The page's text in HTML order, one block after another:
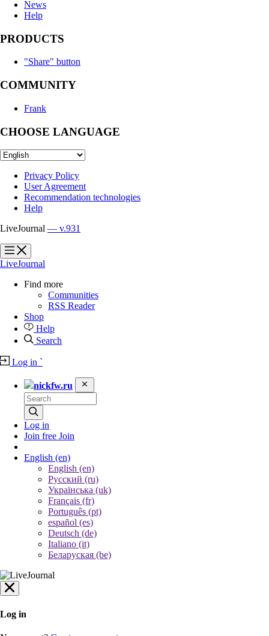
News
Help
PRODUCTS
"Share" button
COMMUNITY
Frank
CHOOSE LANGUAGE
Privacy Policy
User Agreement
Recommendation technologies
Help
LiveJournal — v.931
?
?
LiveJournal
Find more
Communities
RSS Reader
Shop
Help
Search
Log in `
nickfw.ru
Log in
Join free Join
English (en)
English (en)
Русский (ru)
Українська (uk)
Français (fr)
Português (pt)
español (es)
Deutsch (de)
Italiano (it)
Беларуская (be)
Log in